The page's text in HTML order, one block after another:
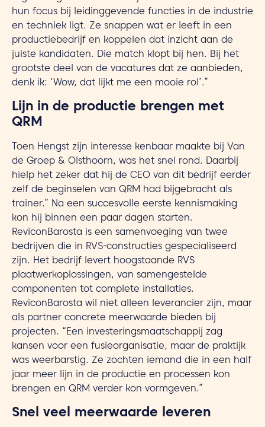
hun focus bij leidinggevende functies in de industrie
en techniek ligt. Ze snappen wat er leeft in een
productiebedrijf en koppelen dat inzicht aan de
juiste kandidaten. Die match klopt bij hen. Bij het
grootste deel van de vacatures dat ze aanbieden,
denk ik: ‘Wow, dat lijkt me een mooie rol’.”
Lijn in de productie brengen met
QRM
Toen Hengst zijn interesse kenbaar maakte bij Van
de Groep & Olsthoorn, was het snel rond. Daarbij
hielp het zeker dat hij de CEO van dit bedrijf eerder
zelf de beginselen van QRM had bijgebracht als
trainer.” Na een succesvolle eerste kennismaking
kon hij binnen een paar dagen starten.
ReviconBarosta is een samenvoeging van twee
bedrijven die in RVS-constructies gespecialiseerd
zijn. Het bedrijf levert hoogstaande RVS
plaatwerkoplossingen, van samengestelde
componenten tot complete installaties.
ReviconBarosta wil niet alleen leverancier zijn, maar
als partner concrete meerwaarde bieden bij
projecten. “Een investeringsmaatschappij zag
kansen voor een fusieorganisatie, maar de praktijk
was weerbarstig. Ze zochten iemand die in een half
jaar meer lijn in de productie en processen kon
brengen en QRM verder kon vormgeven.”
Snel veel meerwaarde leveren